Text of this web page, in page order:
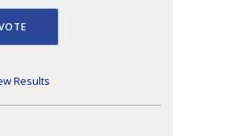
Results